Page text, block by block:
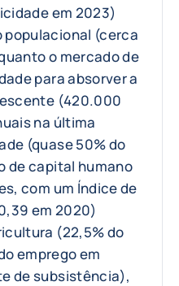
em 2023)
populacional (cerca
o mercado de
para absorver a
(420.000
na última
(quase 50% do
de capital humano
com um Índice de
em 2020)
(22,5% do
emprego em
de subsistência),